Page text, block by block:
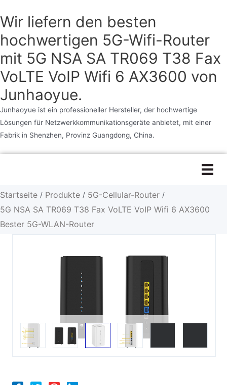
Wir liefern den besten
hochwertigen 5G-Wifi-Router
mit 5G NSA SA TR069 T38 Fax
VoLTE VoIP Wifi 6 AX3600 von
Junhaoyue.
Junhaoyue ist ein professioneller Hersteller, der hochwertige
Lösungen für Netzwerkkommunikationsgeräte anbietet, mit einer
Fabrik in Shenzhen, Provinz Guangdong, China.
Startseite / Produkte / 5G-Cellular-Router /
5G NSA SA TR069 T38 Fax VoLTE VoIP Wifi 6 AX3600
Bester 5G-WLAN-Router